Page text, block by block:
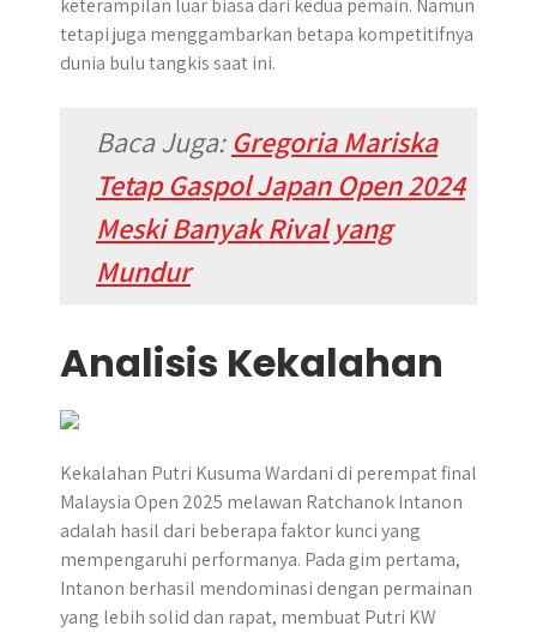
keterampilan luar biasa dari kedua pemain. Namun
tetapi juga menggambarkan betapa kompetitifnya
dunia bulu tangkis saat ini.
Baca Juga: Gregoria Mariska
Tetap Gaspol Japan Open 2024
Meski Banyak Rival yang
Mundur
Analisis Kekalahan
Kekalahan Putri Kusuma Wardani di perempat final
Malaysia Open 2025 melawan Ratchanok Intanon
adalah hasil dari beberapa faktor kunci yang
mempengaruhi performanya. Pada gim pertama,
Intanon berhasil mendominasi dengan permainan
yang lebih solid dan rapat, membuat Putri KW